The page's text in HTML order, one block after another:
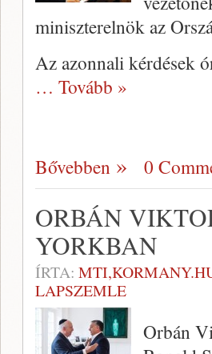
miniszterelnök az
Az azonnali kérdések
… Tovább »
Bővebben 0
ORBÁN
YORKBAN
ÍRTA:
LAPSZEMLE
Orbán